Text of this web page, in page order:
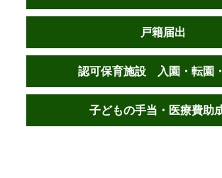
戸籍届出
認可保育施設 入園・転園
子どもの手当・医療費助